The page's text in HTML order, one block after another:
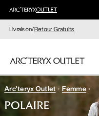
Livraison/Retour Gratuits
FEMME
Arc'teryx Outlet Femme
POLAIRE